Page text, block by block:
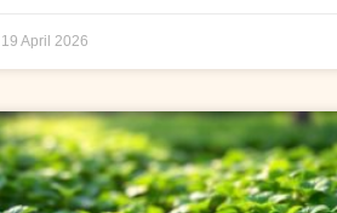
19 April 2026